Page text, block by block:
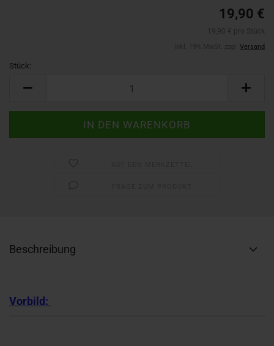
19,90 €
Versand
Stück:
Beschreibung
Vorbild: